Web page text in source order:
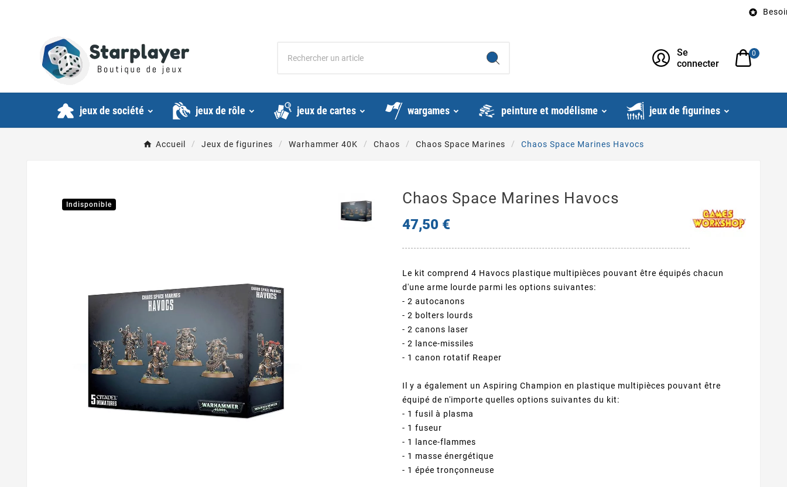
Besoin d’un
Se
connecter
0
jeux de société jeux de rôle jeux de cartes wargames peinture et modélisme jeux de figurines
Accueil Jeux de figurines Warhammer 40K Chaos Chaos Space Marines Chaos Space Marines Havocs
Indisponible Chaos Space Marines Havocs
47,50 €
Le kit comprend 4 Havocs plastique multipièces pouvant être équipés chacun
d'une arme lourde parmi les options suivantes:
- 2 autocanons
- 2 bolters lourds
- 2 canons laser
- 2 lance-missiles
- 1 canon rotatif Reaper
Il y a également un Aspiring Champion en plastique multipièces pouvant être
équipé de n'importe quelles options suivantes du kit:
- 1 fusil à plasma
- 1 fuseur
- 1 lance-flammes
- 1 masse énergétique
- 1 épée tronçonneuse